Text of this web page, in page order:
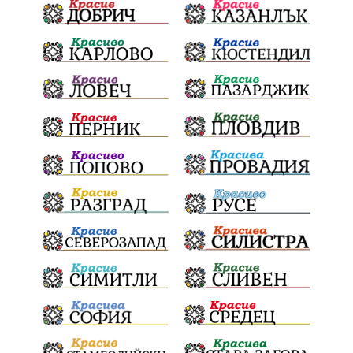
Общински съвет Наркотици Лято 2025
щети културен календар
Дарителска кампания дело подкрепа
театър Българска армия Георги Парцалев
Радостин Василев Регионална библиотека
„Христо Смирненски“ напояване
ВиК Плевен Андрей Гюров Тръстеник
изпълнителен директор ОбластПлевен